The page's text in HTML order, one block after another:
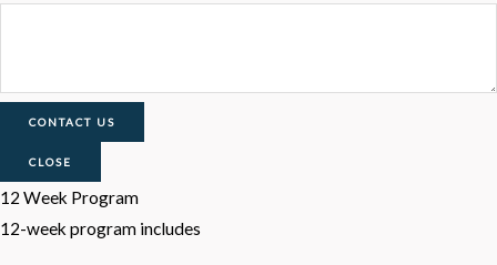
CONTACT US
CLOSE
12 Week Program
12-week program includes